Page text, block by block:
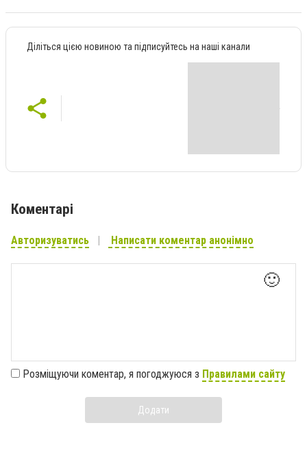
Діліться цією новиною та підписуйтесь на наші канали
Коментарі
Авторизуватись Написати коментар анонімно
🙂
Розміщуючи коментар, я погоджуюся з Правилами сайту
Додати